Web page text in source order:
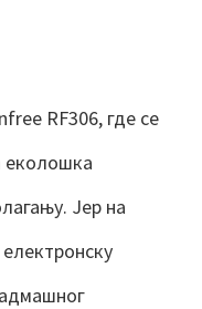
RF306, где се
еколошка
Јер на